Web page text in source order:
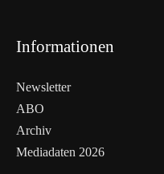
Informationen
Newsletter
ABO
Archiv
Mediadaten 2026